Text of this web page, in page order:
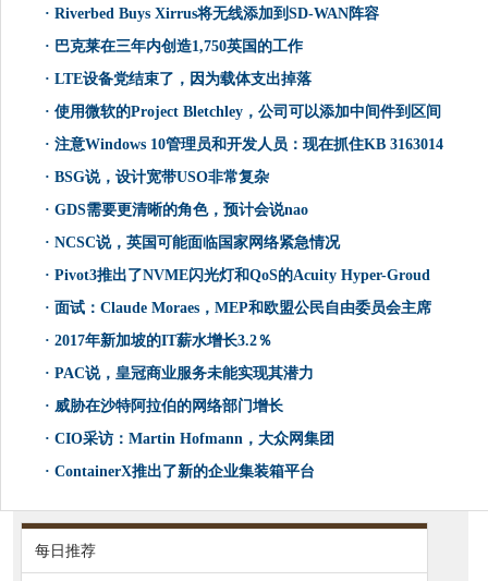
· Riverbed Buys Xirrus将无线添加到SD-WAN阵容
· 巴克莱在三年内创造1,750英国的工作
· LTE设备党结束了，因为载体支出掉落
· 使用微软的Project Bletchley，公司可以添加中间件到区间
· 注意Windows 10管理员和开发人员：现在抓住KB 3163014
· BSG说，设计宽带USO非常复杂
· GDS需要更清晰的角色，预计会说nao
· NCSC说，英国可能面临国家网络紧急情况
· Pivot3推出了NVME闪光灯和QoS的Acuity Hyper-Groud
· 面试：Claude Moraes，MEP和欧盟公民自由委员会主席
· 2017年新加坡的IT薪水增长3.2％
· PAC说，皇冠商业服务未能实现其潜力
· 威胁在沙特阿拉伯的网络部门增长
· CIO采访：Martin Hofmann，大众网集团
· ContainerX推出了新的企业集装箱平台
每日推荐